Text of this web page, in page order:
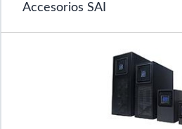
Accesorios SAI